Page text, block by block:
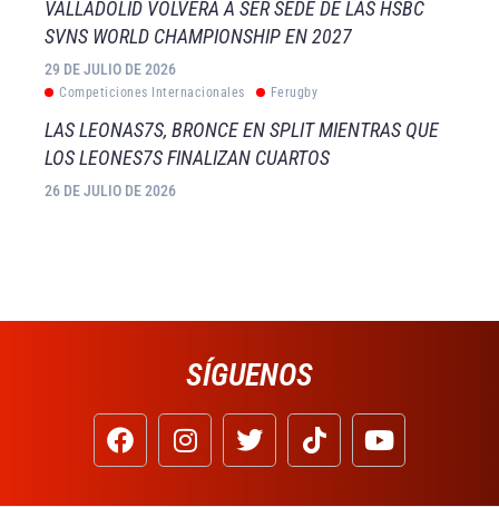
VALLADOLID VOLVERÁ A SER SEDE DE LAS HSBC
SVNS WORLD CHAMPIONSHIP EN 2027
29 DE JULIO DE 2026
Competiciones Internacionales Ferugby
LAS LEONAS7S, BRONCE EN SPLIT MIENTRAS QUE
LOS LEONES7S FINALIZAN CUARTOS
26 DE JULIO DE 2026
SÍGUENOS